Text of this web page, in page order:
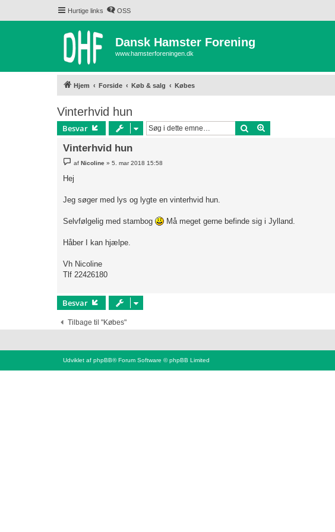
Hurtige links OSS
Dansk Hamster Forening
www.hamsterforeningen.dk
Hjem Forside Køb & salg Købes
Vinterhvid hun
Besvar Søg
Vinterhvid hun
n
d
l
afNicoline »5. mar 2018 15:58
Hej
Jeg søger med lys og lygte en vinterhvid hun.
Selvfølgelig med stambog Må meget gerne befinde sig i Jylland.
Håber I kan hjælpe.
Vh Nicoline
Tlf 22426180
Besvar
Tilbage til "Købes"
Udviklet af phpBB® Forum Software © phpBB Limited